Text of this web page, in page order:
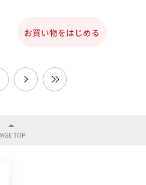
お買い物をはじめる